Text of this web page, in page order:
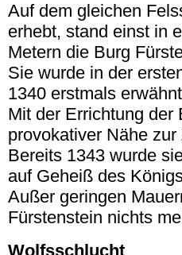
Auf dem gleichen
erhebt, stand einst in
Metern die Burg
Sie wurde in der
1340 erstmals
Mit der Errichtung der
provokativer Nähe
Bereits 1343 wurde
auf Geheiß des
Außer geringen
Fürstenstein nichts
Wolfsschlucht